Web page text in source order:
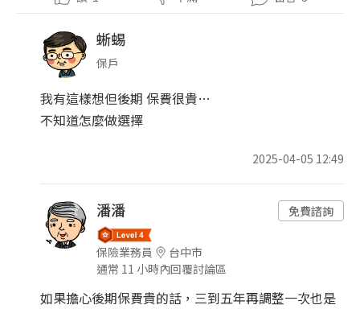
蜥蜴
保戶
我有這樣想但後期 保費很貴…
不知道怎麼做選擇
2025-04-05 12:49
潘潘
保險業務員
台中市
通常 11 小時內回覆討論區
免費諮詢
如果擔心後期保費貴的話，三到五年再調整一次也是